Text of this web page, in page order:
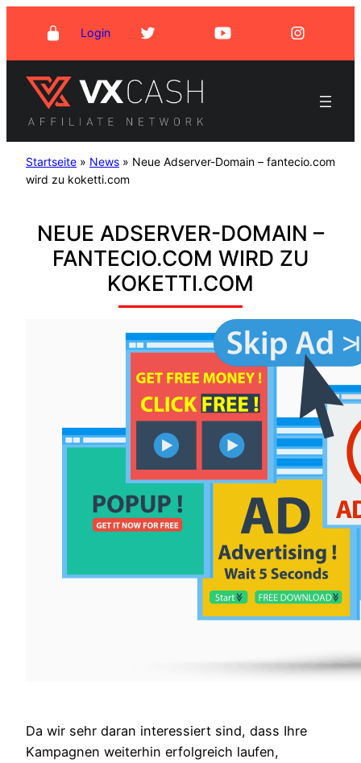
springen
Login
Startseite » News » Neue Adserver-Domain – fantecio.com
wird zu koketti.com
NEUE ADSERVER-DOMAIN –
FANTECIO.COM WIRD ZU
KOKETTI.COM
Da wir sehr daran interessiert sind, dass Ihre
Kampagnen weiterhin erfolgreich laufen,